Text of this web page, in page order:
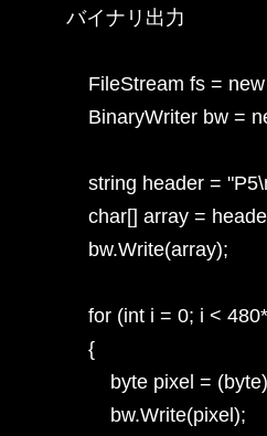
バイナリ出力
FileStream fs =
BinaryWriter bw =
string header =
char[] array =
    bw.Write(array);
for (int i = 0; i <
    {
byte pixel =
        bw.Write(pixel);